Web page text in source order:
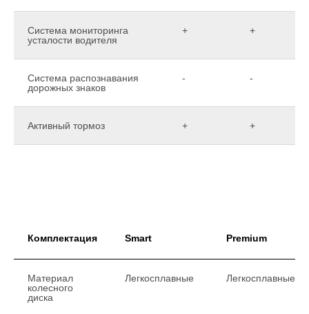
Система мониторинга
усталости водителя
+ +
Система распознавания
дорожных знаков
- -
Активный тормоз + +
Комплектация Smart Premium
Материал
колесного
диска
Легкосплавные Легкосплавные